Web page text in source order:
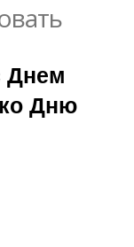
Днем
Дню